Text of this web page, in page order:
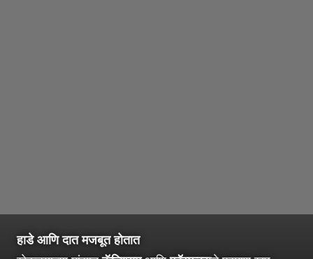
हाडे आणि दात मजबूत होतात